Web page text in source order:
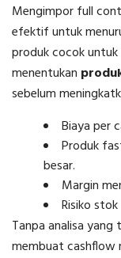
Mengimpor full
efektif untuk
produk cocok untuk
menentukan
sebelum
Biaya per
Produk
besar.
Margin
Risiko
Tanpa analisa
membuat cashflow